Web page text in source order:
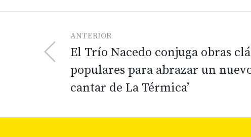
ANTERIOR
El Trío Nacedo conjuga obras
populares para abrazar un
cantar de La Térmica’